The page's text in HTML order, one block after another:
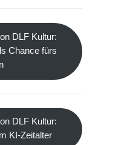
DLF Kultur:
Chance fürs
DLF Kultur:
KI-Zeitalter